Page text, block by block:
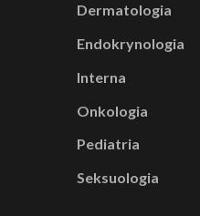
Dermatologia
Endokrynologia
Interna
Onkologia
Pediatria
Seksuologia